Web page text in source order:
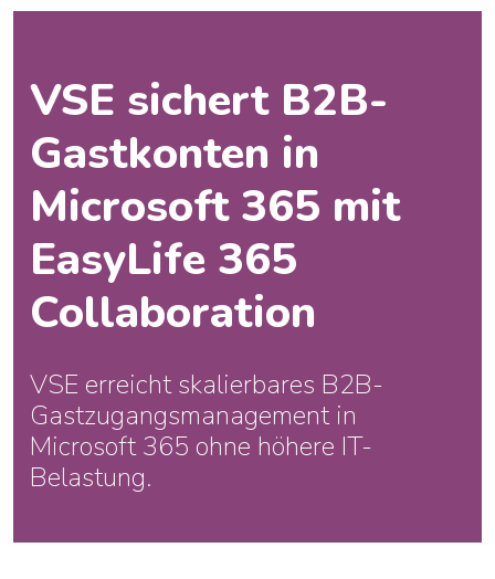
VSE sichert B2B-
Gastkonten in
Microsoft 365 mit
EasyLife 365
Collaboration
VSE erreicht skalierbares B2B-
Gastzugangsmanagement in
Microsoft 365 ohne höhere IT-
Belastung.